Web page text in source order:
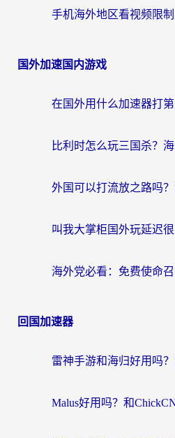
国外加速国内游戏
回国加速器